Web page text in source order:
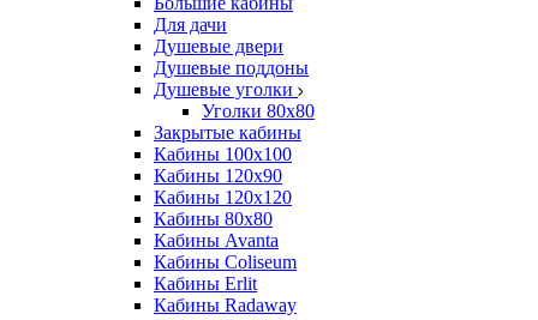
Для дачи
Душевые двери
Душевые поддоны
Душевые уголки
Уголки 80х80
Закрытые кабины
Кабины 100x100
Кабины 120x90
Кабины 120х120
Кабины 80х80
Кабины Avanta
Кабины Coliseum
Кабины Erlit
Кабины Radaway